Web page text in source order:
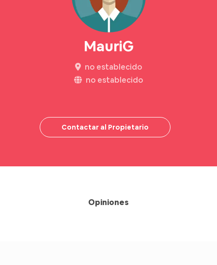
MauriG
no establecido
no establecido
Contactar al Propietario
Opiniones